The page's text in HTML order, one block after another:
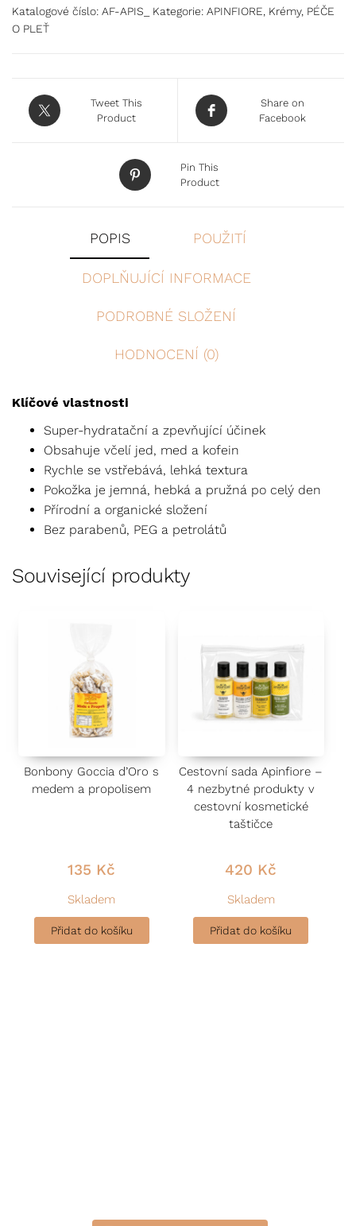
Katalogové číslo: AF-APIS_ Kategorie: APINFIORE Krémy, PÉČE
O PLEŤ
Tweet This
Product
Share on
Facebook
Pin This
Product
POPIS POUŽITÍ
DOPLŇUJÍCÍ INFORMACE
PODROBNÉ SLOŽENÍ
HODNOCENÍ (0)
Klíčové vlastnosti
Super-hydratační a zpevňující účinek
Obsahuje včelí jed, med a kofein
Rychle se vstřebává, lehká textura
Pokožka je jemná, hebká a pružná po celý den
Přírodní a organické složení
Bez parabenů, PEG a petrolátů
Související produkty
Bonbony Goccia d’Oro s
medem a propolisem
135 Kč
Skladem
Přidat do košíku
Cestovní sada Apinfiore –
4 nezbytné produkty v
cestovní kosmetické
taštičce
420 Kč
Skladem
Přidat do košíku